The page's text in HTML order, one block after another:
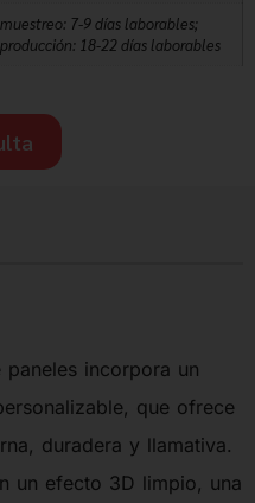
7-9 días laborables;
18-22 días laborables
incorpora un
que ofrece
duradera y llamativa.
un efecto 3D limpio, una